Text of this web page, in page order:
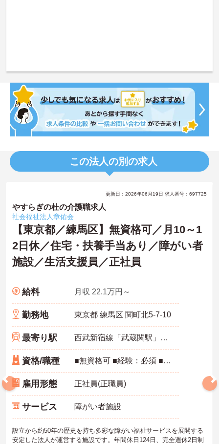
この法人の別の求人
更新日：2026年06月19日 求人番号：697725
やすらぎの杜の介護職求人
社会福祉法人章佑会
【東京都／練馬区】無資格可／月10～1
2日休／住宅・扶養手当あり／障がい者
施設／生活支援員／正社員
給料 月収 22.1万円～
勤務地 東京都 練馬区 関町北5-7-10
最寄り駅 西武新宿線「武蔵関駅」徒歩10分
資格/職種 ■無資格可 ■経験：必須 ■普通自動車免許をお持ちの方は尚可（AT限定可）
雇用形態 正社員(正職員)
サービス 障がい者施設
設立から約50年の歴史を持ち多彩な障がい福祉サービスを展開する
安定した法人が運営する施設です。年間休日124日、完全週休2日制